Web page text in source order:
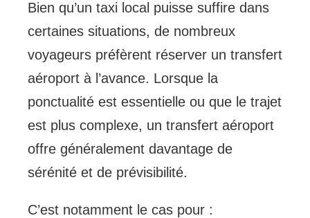
Bien qu’un taxi local puisse suffire dans
certaines situations, de nombreux
voyageurs préfèrent réserver un transfert
aéroport à l’avance. Lorsque la
ponctualité est essentielle ou que le trajet
est plus complexe, un transfert aéroport
offre généralement davantage de
sérénité et de prévisibilité.
C’est notamment le cas pour :